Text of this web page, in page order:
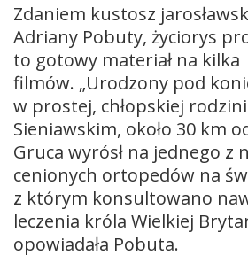
Zdaniem kustosz
Adriany Pobuty, życiorys
to gotowy materiał na kilka
filmów. „Urodzony pod
w prostej, chłopskiej
Sieniawskim, około 30 km
Gruca wyrósł na jednego z
cenionych ortopedów na
z którym konsultowano
leczenia króla Wielkiej
opowiadała Pobuta.